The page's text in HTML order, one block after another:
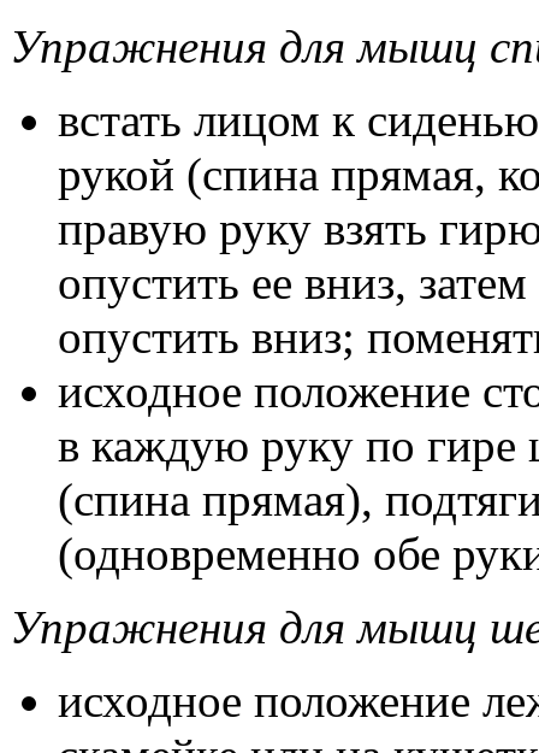
Упражнения для мышц
встать лицом к
рукой (спина прямая,
правую руку взять
опустить ее вниз,
опустить вниз;
исходное положение
в каждую руку по гире
(спина прямая),
(одновременно обе
Упражнения для мышц
исходное положение